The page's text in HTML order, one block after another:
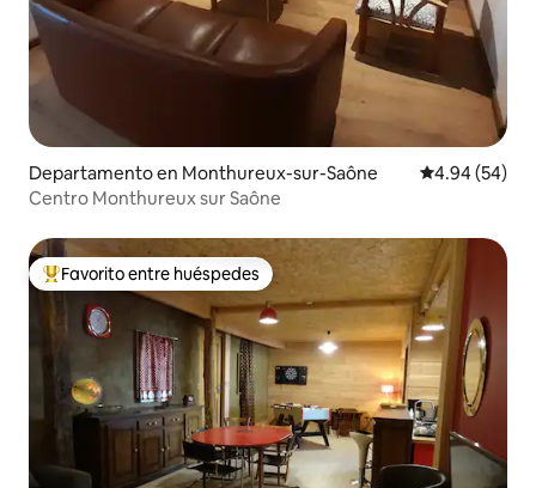
Departamento en Monthureux-sur-Saône Calificación
4.94 (54)
Centro Monthureux sur Saône
De los mejores en Favorito entre huéspedes
Favorito entre huéspedes